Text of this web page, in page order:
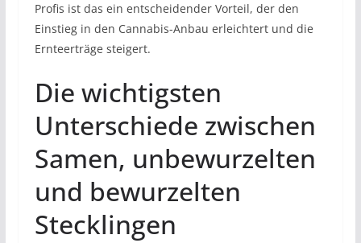
Profis ist das ein entscheidender Vorteil, der den
Einstieg in den Cannabis-Anbau erleichtert und die
Ernteerträge steigert.
Die wichtigsten
Unterschiede zwischen
Samen, unbewurzelten
und bewurzelten
Stecklingen